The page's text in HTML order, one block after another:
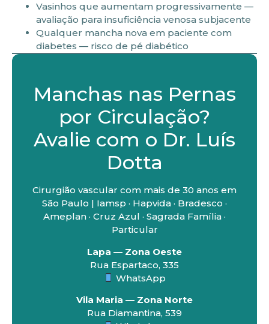
Vasinhos que aumentam progressivamente —
avaliação para insuficiência venosa subjacente
Qualquer mancha nova em paciente com
diabetes — risco de pé diabético
Manchas nas Pernas
por Circulação?
Avalie com o Dr. Luís
Dotta
Cirurgião vascular com mais de 30 anos em
São Paulo | Iamsp · Hapvida · Bradesco ·
Ameplan · Cruz Azul · Sagrada Família ·
Particular
Lapa — Zona Oeste
Rua Espartaco, 335
WhatsApp
Vila Maria — Zona Norte
Rua Diamantina, 539